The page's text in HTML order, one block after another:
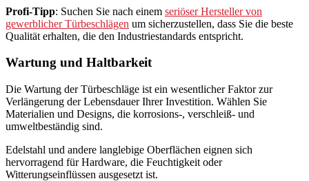
Profi-Tipp: Suchen Sie nach einem seriöser Hersteller von
gewerblicher Türbeschlägen um sicherzustellen, dass Sie die beste
Qualität erhalten, die den Industriestandards entspricht.
Wartung und Haltbarkeit
Die Wartung der Türbeschläge ist ein wesentlicher Faktor zur
Verlängerung der Lebensdauer Ihrer Investition. Wählen Sie
Materialien und Designs, die korrosions-, verschleiß- und
umweltbeständig sind.
Edelstahl und andere langlebige Oberflächen eignen sich
hervorragend für Hardware, die Feuchtigkeit oder
Witterungseinflüssen ausgesetzt ist.